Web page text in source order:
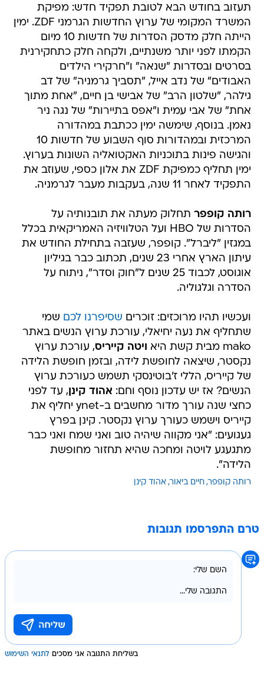
תעזוב בחודש הבא לטובת תפקיד חדש: מפיקת
המשרד המקומי של ערוץ החדשות הגרמני ZDF. ימין
הייתה חלק מדסק הסדרות של חדשות 10 מיום
הקמתו לפני יותר משנתיים, ולקחה חלק כתחקירנית
בסרטים ובסדרות "שנאה" ו"חרקירי הילדים
האבודים" של נדב אייל, "תסביך גרמניה" של דב
גילהר, "שלטון הרב" של אבישי בן חיים, "אחת מתוך
אחת" של אבי עמית ו"אפס בתיירות" של נגה ניר
נאמן. בנוסף, שימשה ימין ככתבת במהדורה
המרכזית ובמהדורות סוף השבוע של חדשות 10
והגישה פינות בתוכניות האקטואליה השונות בערוץ.
ימין תחליף כמפיקת ZDF את אלון כספי, שעוזב את
התפקיד לאחר 11 שנה, בעקבות מעבר לגרמניה.
רותה קופפר תחלוק מעתה את תובנותיה על
הסדרות של HBO ועל הטלוויזיה האמריקאית בכלל
במגזין "ליברל". קופפר, שעזבה בתחילת החודש את
עיתון הארץ אחרי 23 שנים, תכתוב כבר בגיליון
אוגוסט, לכבוד 25 שנים ל"חוק וסדר", ניתוח על
הסדרה וגלגוליה.
ועכשיו תהיו מרוכזים: זוכרים שסיפרנו לכם שמי
שתחליף את נעה יחיאלי, עורכת ערוץ הנשים באתר
mako מבית קשת היא
ויטה קייריס, עורכת ערוץ
נקסטר, שיצאה לחופשת לידה, ובזמן חופשת הלידה
של קייריס, הללי ז'בוטינסקי תשמש כעורכת ערוץ
הנשים? אז יש עדכון נוסף וחם: אהוד קינן, עד לפני
כחצי שנה עורך מדור מחשבים ב-ynet יחליף את
קייריס וישמש כעורך ערוץ נקסטר. קינן בפרץ
געגועים: "אני מקווה שיהיה טוב ואני שמח ואני כבר
מתגעגע לויטה ומחכה שהיא תחזור מחופשת
הלידה".
רותה קופפר חיים ביאור אהוד קינן
טרם התפרסמו תגובות
בשליחת התגובה אני מסכים לתנאי השימוש